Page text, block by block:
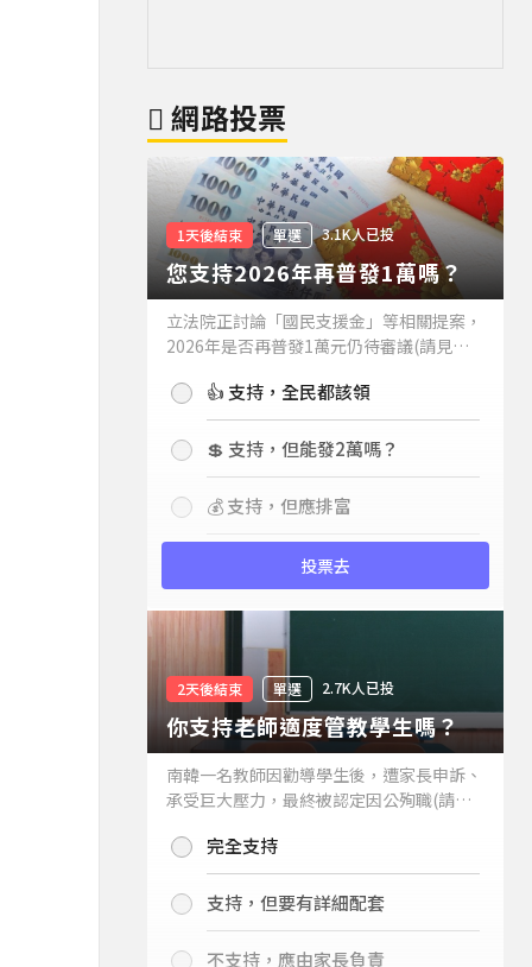
網路投票
1天後結束 單選 3.1K人已投
您支持2026年再普發1萬嗎？
立法院正討論「國民支援金」等相關提案，
2026年是否再普發1萬元仍待審議(請見下
持嗎？👍 支持，全民都該領
💲 支持，但能發2萬嗎？
💰 支持，但應排富
投票去
2天後結束 單選 2.7K人已投
你支持老師適度管教學生嗎？
南韓一名教師因勸導學生後，遭家長申訴、
承受巨大壓力，最終被認定因公殉職(請見
你支持老師適度管教學生嗎？
完全支持
支持，但要有詳細配套
不支持，應由家長負責